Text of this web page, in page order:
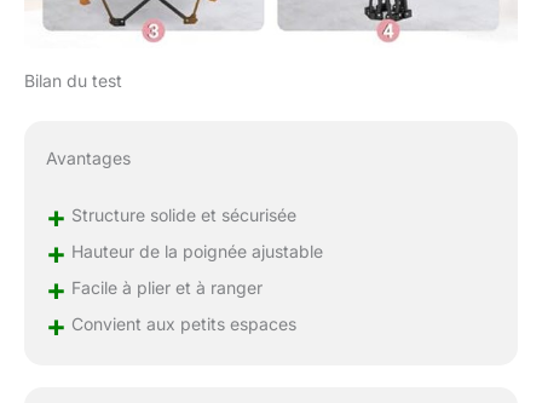
la hauteur sur trois
niveaux : le trampoline
rend adapté à tous les
âges et toutes les
tailles. Toute la famille
peut profiter d'activités
sportives et de loisirs
Bilan du test
Avantages
+ Structure solide et sécurisée
+ Hauteur de la poignée ajustable
+ Facile à plier et à ranger
+ Convient aux petits espaces